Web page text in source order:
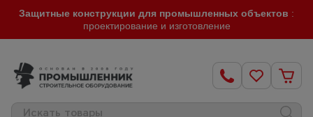
Защитные конструкции для промышленных объектов :
проектирование и изготовление